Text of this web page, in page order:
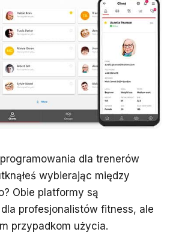
dla trenerów
wybierając między
Obie platformy są
profesjonalistów fitness, ale
przypadkom użycia.